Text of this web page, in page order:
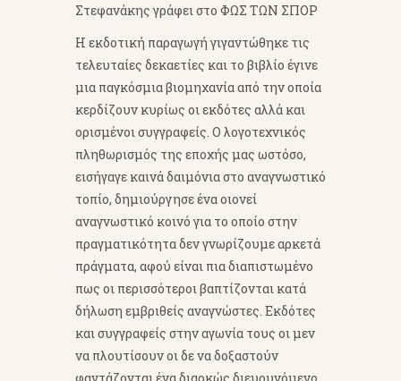
Η εκδοτική παραγωγή γιγαντώθηκε τις
τελευταίες δεκαετίες και το βιβλίο έγινε
μια παγκόσμια βιομηχανία από την οποία
κερδίζουν κυρίως οι εκδότες αλλά και
ορισμένοι συγγραφείς. Ο λογοτεχνικός
πληθωρισμός της εποχής μας ωστόσο,
εισήγαγε καινά δαιμόνια στο αναγνωστικό
τοπίο, δημιούργησε ένα οιονεί
αναγνωστικό κοινό για το οποίο στην
πραγματικότητα δεν γνωρίζουμε αρκετά
πράγματα, αφού είναι πια διαπιστωμένο
πως οι περισσότεροι βαπτίζονται κατά
δήλωση εμβριθείς αναγνώστες. Εκδότες
και συγγραφείς στην αγωνία τους οι μεν
να πλουτίσουν οι δε να δοξαστούν